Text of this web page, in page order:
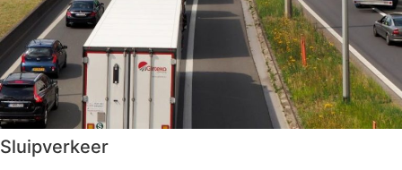
Sluipverkeer